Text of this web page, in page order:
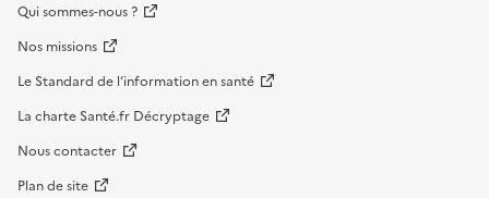
Qui sommes-nous ?
Nos missions
Le Standard de l’information en santé
La charte Santé.fr Décryptage
Nous contacter
Plan de site